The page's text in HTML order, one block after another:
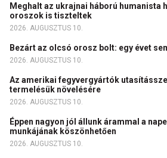
Meghalt az ukrajnai háború humanista
oroszok is tiszteltek
2026. AUGUSZTUS 10.
Bezárt az olcsó orosz bolt: egy évet
2026. AUGUSZTUS 10.
Az amerikai fegyvergyártók
termelésük növelésére
2026. AUGUSZTUS 10.
Éppen nagyon jól állunk árammal a
munkájának köszönhetően
2026. AUGUSZTUS 10.